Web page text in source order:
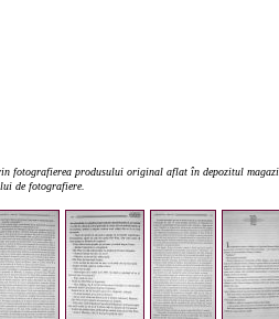
fotografierea produsului original aflat în depozitul
de fotografiere.